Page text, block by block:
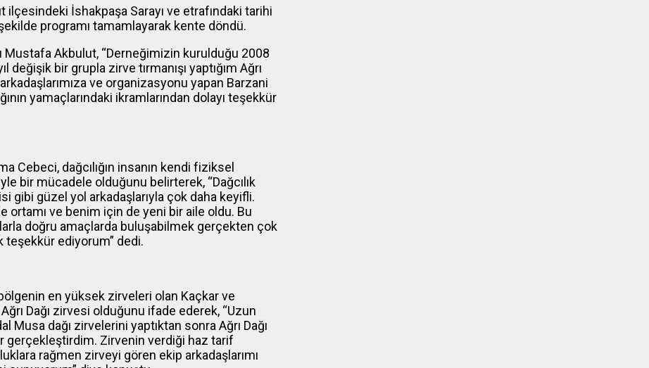
İshakpaşa Sarayı ve etrafındaki tarihi
programı tamamlayarak kente döndü.
Mustafa Akbulut, “Derneğimizin kurulduğu 2008
değişik bir grupla zirve tırmanışı yaptığım Ağrı
ve organizasyonu yapan Barzani
yamaçlarındaki ikramlarından dolayı teşekkür
Cebeci, dağcılığın insanın kendi fiziksel
bir mücadele olduğunu belirterek, “Dağcılık
gibi güzel yol arkadaşlarıyla çok daha keyifli.
ortamı ve benim için de yeni bir aile oldu. Bu
doğru amaçlarda buluşabilmek gerçekten çok
teşekkür ediyorum” dedi.
en yüksek zirveleri olan Kaçkar ve
Dağı zirvesi olduğunu ifade ederek, “Uzun
dağı zirvelerini yaptıktan sonra Ağrı Dağı
gerçekleştirdim. Zirvenin verdiği haz tarif
rağmen zirveyi gören ekip arkadaşlarımı